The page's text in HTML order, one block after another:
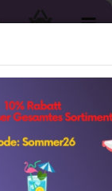
Multivan
" 1:18